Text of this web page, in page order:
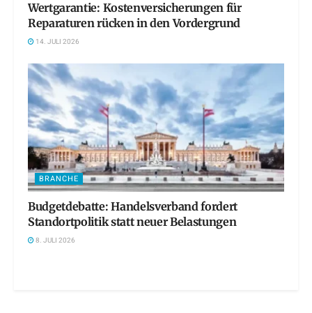
Wertgarantie: Kostenversicherungen für
Reparaturen rücken in den Vordergrund
14. JULI 2026
BRANCHE
Budgetdebatte: Handelsverband fordert
Standortpolitik statt neuer Belastungen
8. JULI 2026